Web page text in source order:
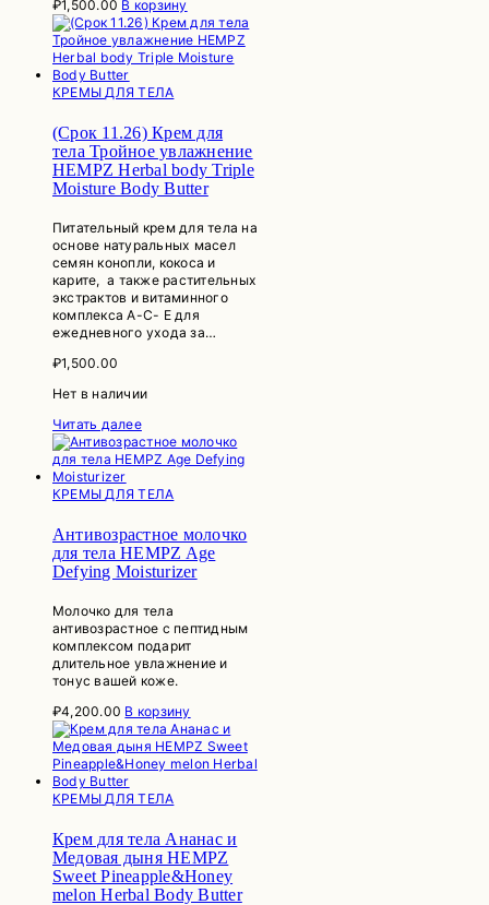
₽1,500.00 В корзину
КРЕМЫ ДЛЯ ТЕЛА
(Срок 11.26) Крем для
тела Тройное увлажнение
HEMPZ Herbal body Triple
Moisture Body Butter
Питательный крем для тела на
основе натуральных масел
семян конопли, кокоса и
карите, а также растительных
экстрактов и витаминного
комплекса А-С- Е для
ежедневного ухода за…
₽1,500.00
Нет в наличии
Читать далее
КРЕМЫ ДЛЯ ТЕЛА
Антивозрастное молочко
для тела HEMPZ Age
Defying Moisturizer
Молочко для тела
антивозрастное с пептидным
комплексом подарит
длительное увлажнение и
тонус вашей коже.
₽4,200.00 В корзину
КРЕМЫ ДЛЯ ТЕЛА
Крем для тела Ананас и
Медовая дыня HEMPZ
Sweet Pineapple&Honey
melon Herbal Body Butter